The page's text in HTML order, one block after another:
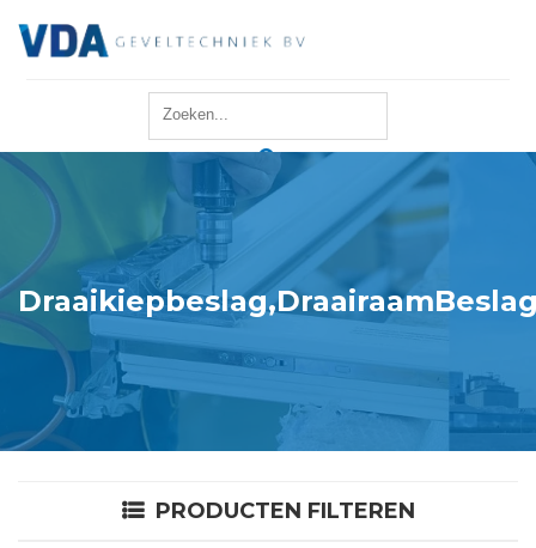
Reparatie
Onderhoud
Merken
Producten
Offerte
PRODUCTEN FILTEREN